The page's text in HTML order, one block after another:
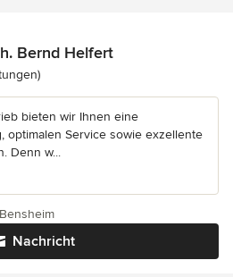
Bernd Helfert
3.7 von 5 Sternen
bieten wir Ihnen eine
optimalen Service sowie exzellente
Denn w...
Nachricht